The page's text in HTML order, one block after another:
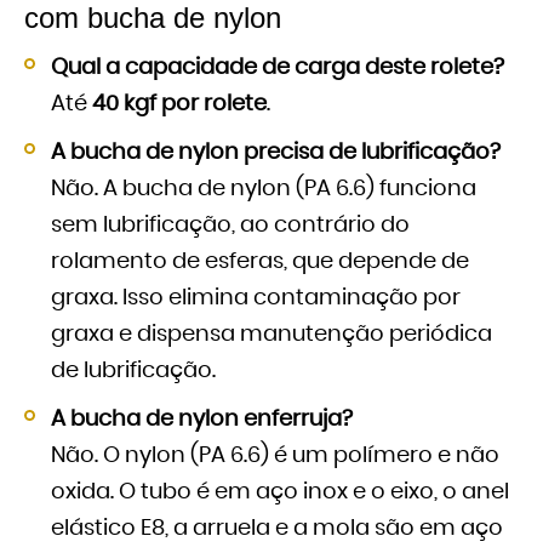
com bucha de nylon
Qual a capacidade de carga deste rolete?
Até 40 kgf por rolete.
A bucha de nylon precisa de lubrificação?
Não. A bucha de nylon (PA 6.6) funciona
sem lubrificação, ao contrário do
rolamento de esferas, que depende de
graxa. Isso elimina contaminação por
graxa e dispensa manutenção periódica
de lubrificação.
A bucha de nylon enferruja?
Não. O nylon (PA 6.6) é um polímero e não
oxida. O tubo é em aço inox e o eixo, o anel
elástico E8, a arruela e a mola são em aço